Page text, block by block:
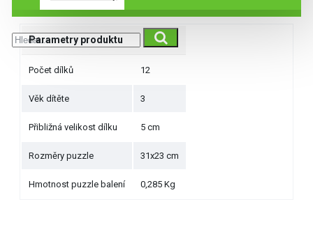
Parametry produktu
Počet dílků 12
Věk dítěte 3
Přibližná velikost dílku 5 cm
Rozměry puzzle 31x23 cm
Hmotnost puzzle balení 0,285 Kg